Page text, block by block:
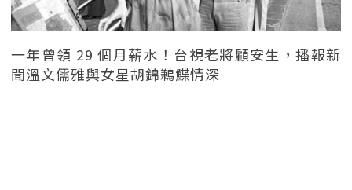
一年曾領 29 個月薪水！台視老將顧安生，播報新
聞溫文儒雅與女星胡錦鶼鰈情深